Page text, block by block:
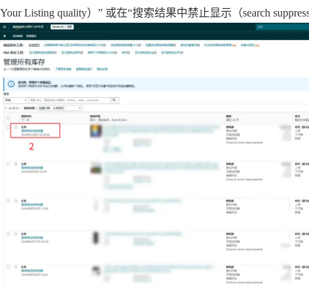
Your Listing quality）” 或在“搜索结果中禁止显示（search